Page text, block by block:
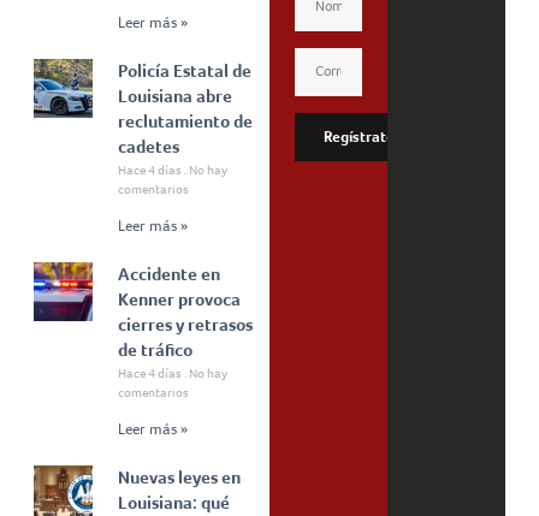
Leer más »
Policía Estatal de
Louisiana abre
reclutamiento de
cadetes
Hace 4 días
No hay
comentarios
Leer más »
Accidente en
Kenner provoca
cierres y retrasos
de tráfico
Hace 4 días
No hay
comentarios
Leer más »
Nuevas leyes en
Louisiana: qué
Regístrate